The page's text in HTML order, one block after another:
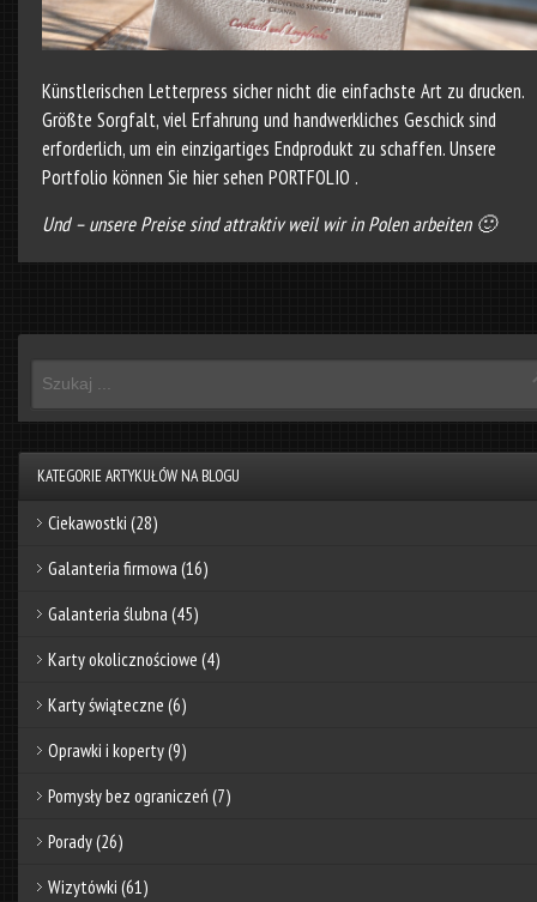
Künstlerischen Letterpress sicher nicht die einfachste Art zu drucken.
Größte Sorgfalt, viel Erfahrung und hand­werkliches Geschick sind
erforderlich, um ein einzigartiges Endprodukt zu schaffen. Unsere
Portfolio können Sie hier sehen PORTFOLIO .
Und – unsere Preise sind attraktiv weil wir in Polen arbeiten 🙂
KATEGORIE ARTYKUŁÓW NA BLOGU
Ciekawostki (28)
Galanteria firmowa (16)
Galanteria ślubna (45)
Karty okolicznościowe (4)
Karty świąteczne (6)
Oprawki i koperty(9)
Pomysły bez ograniczeń (7)
Porady(26)
Wizytówki (61)